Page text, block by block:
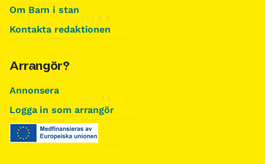
Om Barn i stan
Kontakta redaktionen
Arrangör?
Annonsera
Logga in som arrangör